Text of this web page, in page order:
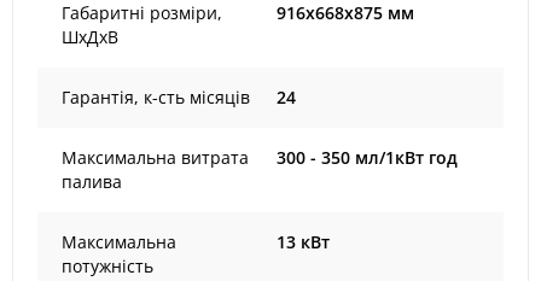
Габаритні розміри,
ШхДхВ
916х668х875 мм
Гарантія, к-сть місяців 24
Максимальна витрата
палива
300 - 350 мл/1кВт год
Максимальна
потужність
13 кВт